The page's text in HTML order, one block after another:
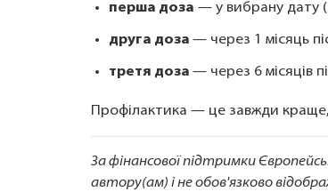
перша доза — у вибрану дату
друга доза — через 1 місяць
третя доза — через 6 місяців
Профілактика — це завжди краще,
За фінансової підтримки
автору(ам) і не обов'язково